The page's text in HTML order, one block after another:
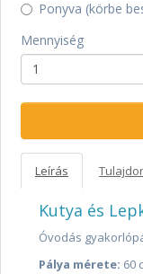
Ponyva (körbe
Mennyiség
Leírás
Kutya és
Óvodás
Pálya mérete: 60